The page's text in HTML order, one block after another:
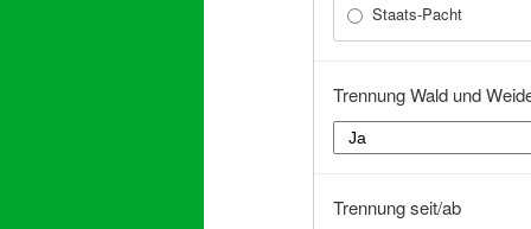
Staats-Pacht
Trennung Wald und
Trennung seit/ab